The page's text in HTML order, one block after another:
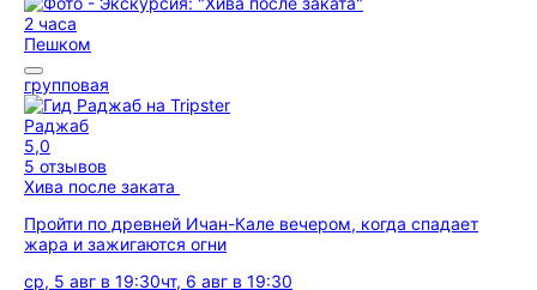
2 часа
Пешком
групповая
Раджаб
5,0
5 отзывов
Хива после заката
Пройти по древней Ичан-Кале вечером, когда спадает
жара и зажигаются огни
ср, 5 авг в 19:30чт, 6 авг в 19:30